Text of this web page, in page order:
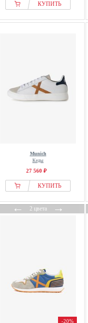
КУПИТЬ
Munich
Кеды
27 560 ₽
КУПИТЬ
←2 цвета→
-20%